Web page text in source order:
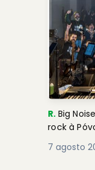
R. Big
rock à
7 agosto